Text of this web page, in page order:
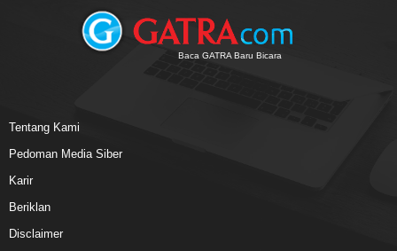
Baca GATRA Baru Bicara
Tentang Kami
Pedoman Media Siber
Karir
Beriklan
Disclaimer